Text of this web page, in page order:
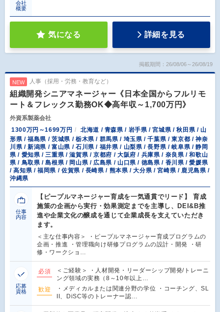
会社
概要
気になる 詳細を見る
掲載期間：26/08/06～26/08/19
NEW 人事（採用・労務・教育など）
組織開発シニアマネージャー《日本全国からフルリモ
ート＆フレックス勤務OK◆高年収～1,700万円》
外資系製薬会社
1300万円～1699万円
北海道 / 青森県 / 岩手県 / 宮城県 / 秋田県 / 山
形県 / 福島県 / 茨城県 / 栃木県 / 群馬県 / 埼玉県 / 千葉県 / 東京都 / 神奈
川県 / 新潟県 / 富山県 / 石川県 / 福井県 / 山梨県 / 長野県 / 岐阜県 / 静岡
県 / 愛知県 / 三重県 / 滋賀県 / 京都府 / 大阪府 / 兵庫県 / 奈良県 / 和歌山
県 / 鳥取県 / 島根県 / 岡山県 / 広島県 / 山口県 / 徳島県 / 香川県 / 愛媛県
/ 高知県 / 福岡県 / 佐賀県 / 長崎県 / 熊本県 / 大分県 / 宮崎県 / 鹿児島県 /
沖縄県
仕事
内容
【ピープルマネージャー育成を一気通貫でリード】 育成
施策の企画から実行・効果測定までを主導し、DEI&B推
進や企業文化の醸成を通じて企業成長を支えていただき
ます。
＜主な仕事内容＞ ・ピープルマネージャー育成プログラムの
企画・推進 ・管理職向け研修プログラムの設計・開発 ・研
修・ワークショ…
応募
資格
必須
＜ご経験＞ ・人材開発・リーダーシップ開発/トレーニ
ング領域の実務（8～10年以上…
歓迎
・メディカルまたは関連分野の学位 ・コーチング、SL
II、DiSC等のトレーナー認…